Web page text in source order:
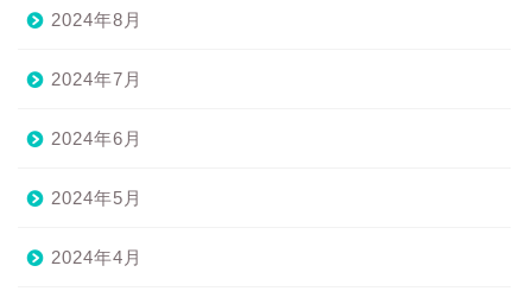
2024年8月
2024年7月
2024年6月
2024年5月
2024年4月